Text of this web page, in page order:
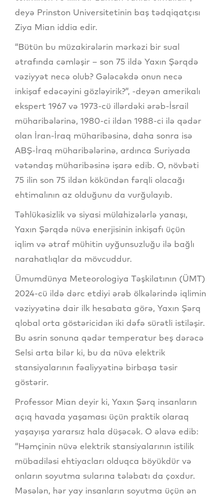
deyə Prinston Universitetinin baş tədqiqatçısı
Ziya Mian iddia edir.
“Bütün bu müzakirələrin mərkəzi bir sual
ətrafında cəmləşir – son 75 ildə Yaxın Şərqdə
vəziyyət necə olub? Gələcəkdə onun necə
inkişaf edəcəyini gözləyirik?”, -deyən amerikalı
ekspert 1967 və 1973-cü illərdəki ərəb-İsrail
müharibələrinə, 1980-ci ildən 1988-ci ilə qədər
olan İran-İraq müharibəsinə, daha sonra isə
ABŞ-İraq müharibələrinə, ardınca Suriyada
vətəndaş müharibəsinə işarə edib. O, növbəti
75 ilin son 75 ildən kökündən fərqli olacağı
ehtimalının az olduğunu da vurğulayıb.
Təhlükəsizlik və siyasi mülahizələrlə yanaşı,
Yaxın Şərqdə nüvə enerjisinin inkişafı üçün
iqlim və ətraf mühitin uyğunsuzluğu ilə bağlı
narahatlıqlar da mövcuddur.
Ümumdünya Meteorologiya Təşkilatının (ÜMT)
2024-cü ildə dərc etdiyi ərəb ölkələrində iqlimin
vəziyyətinə dair ilk hesabata görə, Yaxın Şərq
qlobal orta göstəricidən iki dəfə sürətli istiləşir.
Bu əsrin sonuna qədər temperatur beş dərəcə
Selsi arta bilər ki, bu da nüvə elektrik
stansiyalarının fəaliyyətinə birbaşa təsir
göstərir.
Professor Mian deyir ki, Yaxın Şərq insanların
açıq havada yaşaması üçün praktik olaraq
yaşayışa yararsız hala düşəcək. O əlavə edib:
“Həmçinin nüvə elektrik stansiyalarının istilik
mübadiləsi ehtiyacları olduqca böyükdür və
onların soyutma sularına tələbatı da çoxdur.
Məsələn, hər yay insanların soyutma üçün ən